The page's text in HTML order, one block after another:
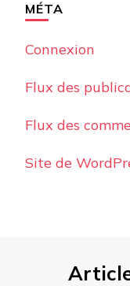
MÉTA
Connexion
Flux des
Flux des
Site de